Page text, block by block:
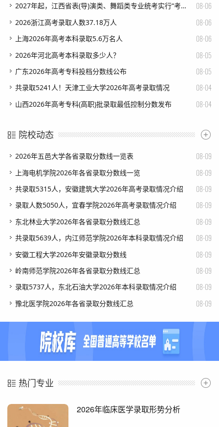
​2027年起，江西省表(导)演类、舞蹈类专业统考实行“考评分离” 08-06
​2026浙江高考录取人数37.18万人 08-06
​上海2026年高考本科录取5.6万名人 08-06
​2026年河北高考本科录取多少人？ 08-05
​广东2026年高考专科投档分数线公布 08-05
​共录取5241人！天津工业大学2026年高考录取情况 08-04
​山西2026年高考专科(高职)批录取最低控制分数发布 08-04
院校动态
​2026年五邑大学各省录取分数线一览表 08-09
​上海电机学院2026年各省录取分数线一览 08-09
​共录取5315人，安徽建筑大学2026年高考录取情况介绍 08-09
​录取人数5050人，宜春学院2026年高考录取情况介绍 08-09
​东北林业大学2026年各省录取分数线汇总 08-09
​共录取5639人，内江师范学院2026年本科录取情况介绍 08-09
​安徽工程大学2026年安徽录取分数线 08-09
​岭南师范学院2026年各省录取分数线汇总 08-09
​录取5737人，东北石油大学2026年本科录取情况介绍 08-09
​豫北医学院2026年各省录取分数线汇总 08-09
热门专业
​2026年临床医学录取形势分析